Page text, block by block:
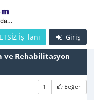
Giriş
İş İlanı
ve Rehabilitasyon
1 Beğen